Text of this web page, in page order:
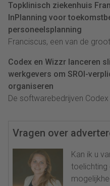
Topklinisch ziekenhuis
InPlanning voor
personeelsplanning
Franciscus, een van de
Codex en Wizzr lanceren
werkgevers om SROI-
organiseren
De softwarebedrijven Codex
Vragen over
Kan ik u
toelichting